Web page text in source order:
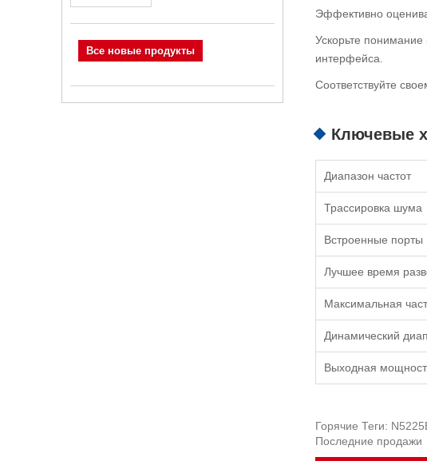
Все новые продукты
Эффективно
Ускорьте понимание
интерфейса.
Соответствуйте
Ключевые
Диапазон частот
Трассировка шума
Встроенные порты
Лучшее время
Максимальная
Динамический
Выходная
Горячие Теги:
Последние продажи